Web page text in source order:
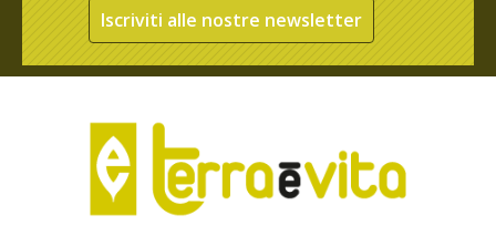
Iscriviti alle nostre newsletter